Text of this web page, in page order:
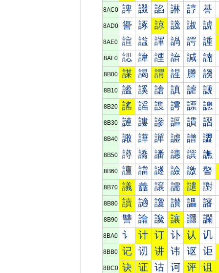
8AC0 諀 諁 諂 諃 諄 諅
8AD0 諐 諑 諒 諓 諔 諕
8AE0 諠 諡 諢 諣 諤 諥
8AF0 諰 諱 諲 諳 諴 諵
8B00 謀 謁 謂 謃 謄 謅
8B10 謐 謑 謒 謓 謔 謕
8B20 謠 謡 謢 謣 謤 謥
8B30 謰 謱 謲 謳 謴 謵
8B40 譀 譁 譂 譃 譄 譅
8B50 譐 譑 譒 譓 譔 譕
8B60 譠 譡 譢 譣 譤 譥
8B70 議 譱 譲 譳 譴 譵
8B80 讀 讁 讂 讃 讄 讅
8B90 讐 讑 讒 讓 讔 讕
8BA0 讠 计 订 讣 认 讥
8BB0 记 讱 讲 讳 讴 讵
8BC0 诀 证 诂 诃 评 诅